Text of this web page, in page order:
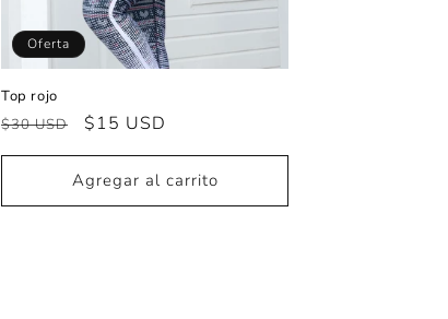
Oferta
Top rojo
Precio
habitual
$30 USD
Precio
de
oferta
$15 USD
Agregar al carrito